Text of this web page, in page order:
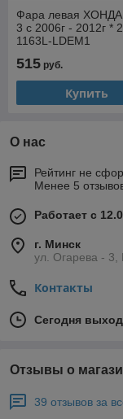
Фара левая
3 с 2006г - 2012г *
1163L-LDEM1
515 руб.
Купить
О нас
Рейтинг не
Менее 5
Работает с
г. Минск
ул. Огарева - 3,
Контакты
Сегодня
Отзывы о
39 отзывов за